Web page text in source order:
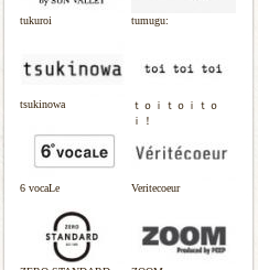
tukuroi tumugu:
tsukinowa
ｔｏｉｔｏｉｔｏ
ｉ！
6 vocaLe Veritecoeur